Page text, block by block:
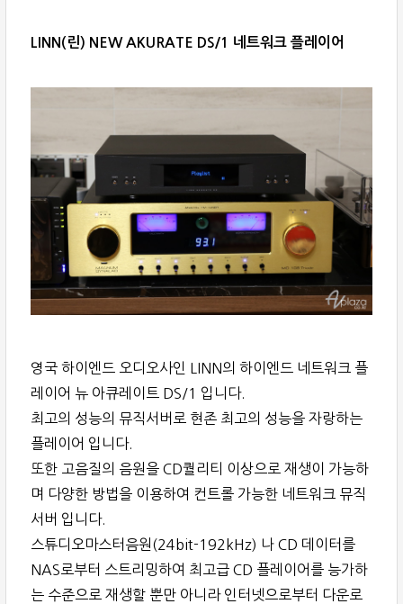
LINN(린) NEW AKURATE DS/1 네트워크 플레이어
영국 하이엔드 오디오사인 LINN의 하이엔드 네트워크 플
레이어 뉴 아큐레이트 DS/1 입니다.
최고의 성능의 뮤직서버로 현존 최고의 성능을 자랑하는
플레이어 입니다.
또한 고음질의 음원을 CD퀄리티 이상으로 재생이 가능하
며 다양한 방법을 이용하여 컨트롤 가능한 네트워크 뮤직
서버 입니다.
스튜디오마스터음원(24bit-192kHz) 나 CD 데이터를
NAS로부터 스트리밍하여 최고급 CD 플레이어를 능가하
는 수준으로 재생할 뿐만 아니라 인터넷으로부터 다운로